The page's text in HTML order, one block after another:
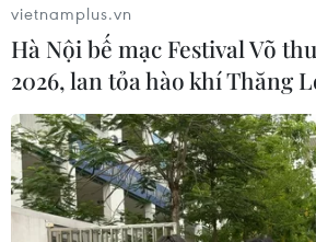
vietnamplus.vn
Hà Nội bế mạc Festival Võ
2026, lan tỏa hào khí Thăng